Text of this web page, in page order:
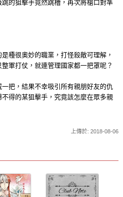
的狙擊手竟然跳槽，再次將槍口對準
種很奧妙的職業，打怪殺敵可理解，
軍打仗，就連管理國家都一把罩呢？
一把，結果不幸吸引所有親朋好友的仇
得的某狙擊手，究竟該怎麼在眾多親
上傳於: 2018-08-06